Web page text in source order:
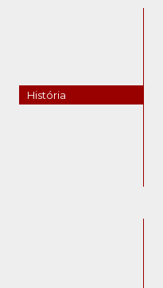
História